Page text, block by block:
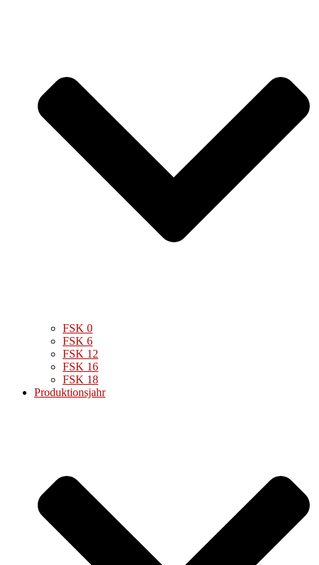
FSK 0
FSK 6
FSK 12
FSK 16
FSK 18
Produktionsjahr